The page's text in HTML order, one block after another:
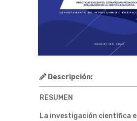
Descripción:
RESUMEN
La investigación científica